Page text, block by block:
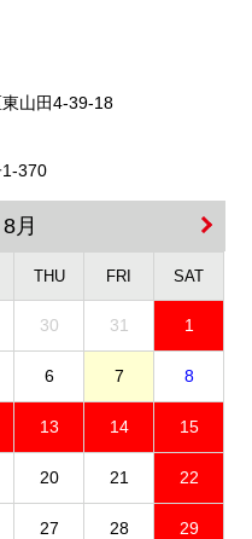
山田4-39-18
370
月
THU FRI SAT
30 31 1
6 7 8
13 14 15
20 21 22
27 28 29